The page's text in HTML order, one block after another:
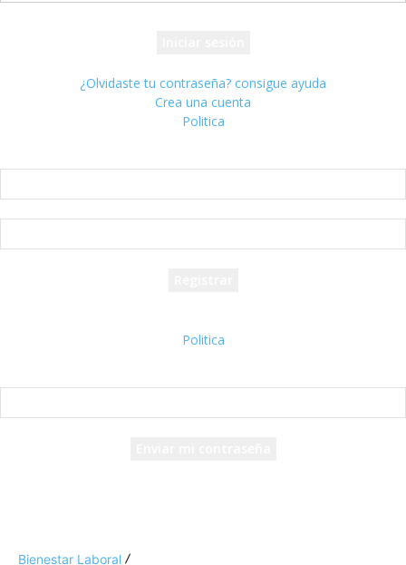
¿Olvidaste tu contraseña? consigue ayuda
Crea una cuenta
Politica
Politica
Bienestar Laboral